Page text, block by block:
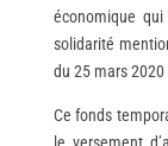
économique
solidarité
du 25 mars 2020
Ce fonds